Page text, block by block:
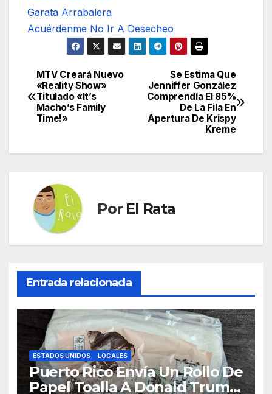
Garata Arrabalera
Acuérdenme No Ir A Desecheo
Navegación
de
Se Estima Que
Jenniffer González
Comprendía El 85%
De La Fila En
Apertura De Krispy
Kreme
MTV Creará Nuevo
«Reality Show»
Titulado «It’s
Macho’s Family
Time!»
Por El Rata
Entrada relacionada
ESTADOS UNIDOS LOCALES
Puerto Rico Envía Un Rollo De
Papel Toalla A Donald Trump